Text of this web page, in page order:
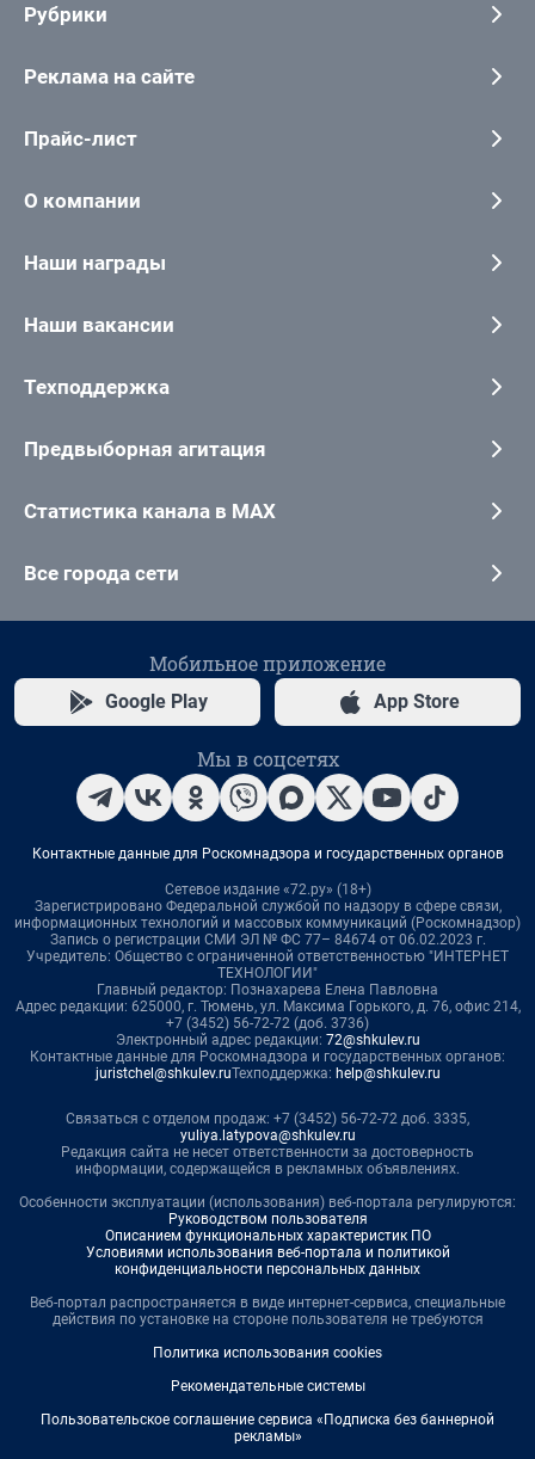
Рубрики
Реклама на сайте
Прайс-лист
О компании
Наши награды
Наши вакансии
Техподдержка
Предвыборная агитация
Статистика канала в MAX
Все города сети
Мобильное приложение
Google Play App Store
Мы в соцсетях
Контактные данные для Роскомнадзора и государственных органов
Сетевое издание «72.ру» (18+)
Зарегистрировано Федеральной службой по надзору в сфере связи,
информационных технологий и массовых коммуникаций (Роскомнадзор)
Запись о регистрации СМИ ЭЛ № ФС 77– 84674 от 06.02.2023 г.
Учредитель: Общество с ограниченной ответственностью "ИНТЕРНЕТ
ТЕХНОЛОГИИ"
Главный редактор: Познахарева Елена Павловна
Адрес редакции: 625000, г. Тюмень, ул. Максима Горького, д. 76, офис 214,
+7 (3452) 56-72-72 (доб. 3736)
Электронный адрес редакции: 72@shkulev.ru
Контактные данные для Роскомнадзора и государственных органов:
juristchel@shkulev.ruТехподдержка: help@shkulev.ru
Связаться с отделом продаж: +7 (3452) 56-72-72 доб. 3335,
yuliya.latypova@shkulev.ru
Редакция сайта не несет ответственности за достоверность
информации, содержащейся в рекламных объявлениях.
Особенности эксплуатации (использования) веб-портала регулируются:
Руководством пользователя
Описанием функциональных характеристик ПО
Условиями использования веб-портала и политикой
конфиденциальности персональных данных
Веб-портал распространяется в виде интернет-сервиса, специальные
действия по установке на стороне пользователя не требуются
Политика использования cookies
Рекомендательные системы
Пользовательское соглашение сервиса «Подписка без баннерной
рекламы»